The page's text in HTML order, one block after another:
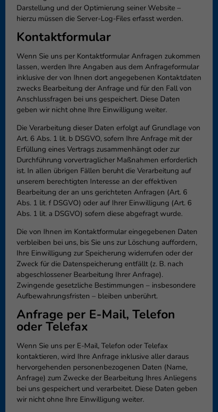
Darstellung und der Optimierung seiner Website –
hierzu müssen die Server-Log-Files erfasst werden.
Kontaktformular
Wenn Sie uns per Kontaktformular Anfragen zukommen
lassen, werden Ihre Angaben aus dem Anfrageformular
inklusive der von Ihnen dort angegebenen Kontaktdaten
zwecks Bearbeitung der Anfrage und für den Fall von
Anschlussfragen bei uns gespeichert. Diese Daten
geben wir nicht ohne Ihre Einwilligung weiter.
Die Verarbeitung dieser Daten erfolgt auf Grundlage von
Art. 6 Abs. 1 lit. b DSGVO, sofern Ihre Anfrage mit der
Erfüllung eines Vertrags zusammenhängt oder zur
Durchführung vorvertraglicher Maßnahmen erforderlich
ist. In allen übrigen Fällen beruht die Verarbeitung auf
unserem berechtigten Interesse an der effektiven
Bearbeitung der an uns gerichteten Anfragen (Art. 6
Abs. 1 lit. f DSGVO) oder auf Ihrer Einwilligung (Art. 6
Abs. 1 lit. a DSGVO) sofern diese abgefragt wurde.
Die von Ihnen im Kontaktformular eingegebenen Daten
verbleiben bei uns, bis Sie uns zur Löschung auffordern,
Ihre Einwilligung zur Speicherung widerrufen oder der
Zweck für die Datenspeicherung entfällt (z. B. nach
abgeschlossener Bearbeitung Ihrer Anfrage).
Zwingende gesetzliche Bestimmungen – insbesondere
Aufbewahrungsfristen – bleiben unberührt.
Anfrage per E-Mail, Telefon
oder Telefax
Wenn Sie uns per E-Mail, Telefon oder Telefax
kontaktieren, wird Ihre Anfrage inklusive aller daraus
hervorgehenden personenbezogenen Daten (Name,
Anfrage) zum Zwecke der Bearbeitung Ihres Anliegens
bei uns gespeichert und verarbeitet. Diese Daten geben
wir nicht ohne Ihre Einwilligung weiter.